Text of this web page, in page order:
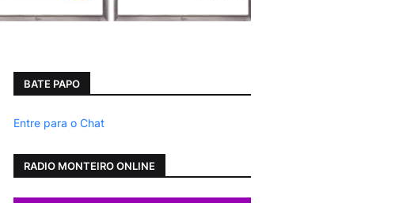
BATE PAPO
Entre para o Chat
RADIO MONTEIRO ONLINE